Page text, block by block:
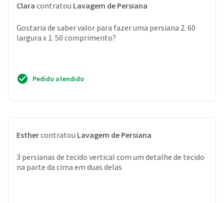
Clara contratou Lavagem de Persiana
Gostaria de saber valor para fazer uma persiana 2. 60
largura x 1. 50 comprimento?
Pedido atendido
Esthercontratou Lavagem de Persiana
3 persianas de tecido vertical com um detalhe de tecido
na parte da cima em duas delas